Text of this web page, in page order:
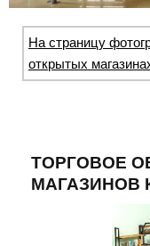
На страницу
открытых
ТОРГОВОЕ
МАГАЗИНОВ